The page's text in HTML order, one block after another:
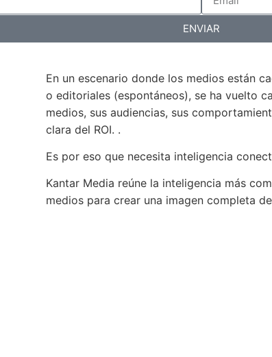
ENVIAR
En un escenario donde los medios están
o editoriales (espontáneos), se ha vuelto
medios, sus audiencias, sus
clara del ROI. .
Es por eso que necesita inteligencia
Kantar Media reúne la inteligencia más
medios para crear una imagen completa